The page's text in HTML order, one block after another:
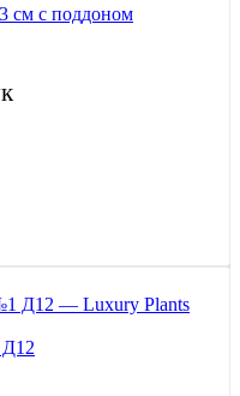
см с поддоном
Д12